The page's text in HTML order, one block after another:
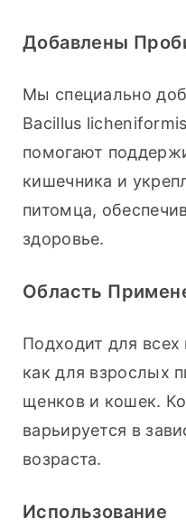
Добавлены
Мы специально
Bacillus
помогают
кишечника и
питомца,
здоровье.
Область
Подходит для
как для взрослых
щенков и кошек.
варьируется в
возраста.
Использование